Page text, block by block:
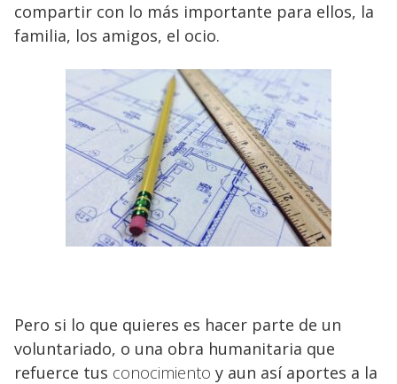
compartir con lo más importante para ellos, la
familia, los amigos, el ocio.
Pero si lo que quieres es hacer parte de un
voluntariado, o una obra humanitaria que
refuerce tus conocimiento y aun así aportes a la